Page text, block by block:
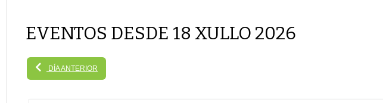
EVENTOS DESDE 18 XULLO 2026
DÍA ANTERIOR